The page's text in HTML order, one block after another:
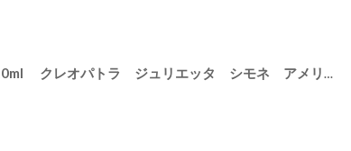
[063-80
【TOCCA】ミニフレグランススプレー 10ml クレオパトラ ジュリエッタ シモネ アメリカ製 トッカ Cleopatra Giulietta Simone